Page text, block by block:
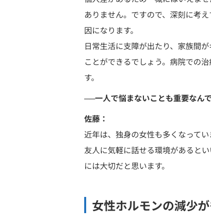
ありません。ですので、深刻に考
因になります。
日常生活に支障が出たり、家族間
ことができるでしょう。病院での
す。
──一人で悩まないことも重要なんで
佐藤：
近年は、独身の女性も多くなって
友人に気軽に話せる環境があると
には大切だと思います。
女性ホルモンの減少